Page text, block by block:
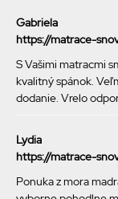
Gabriela
https://matrace-
S Vašimi matracmi
kvalitný spánok.
dodanie. Vrelo
Lydia
https://matrace-
Ponuka z mora